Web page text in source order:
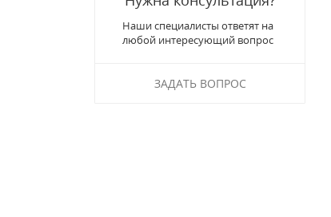
Наши специалисты ответят на
любой интересующий вопрос
ЗАДАТЬ ВОПРОС